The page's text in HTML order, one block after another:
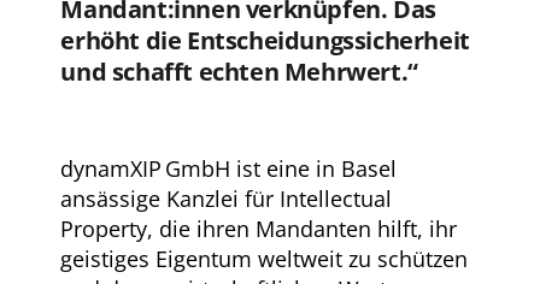
Mandant:innen verknüpfen. Das
erhöht die Entscheidungssicherheit
und schafft echten Mehrwert.“
dynamXIP GmbH ist eine in Basel
ansässige Kanzlei für Intellectual
Property, die ihren Mandanten hilft, ihr
geistiges Eigentum weltweit zu schützen